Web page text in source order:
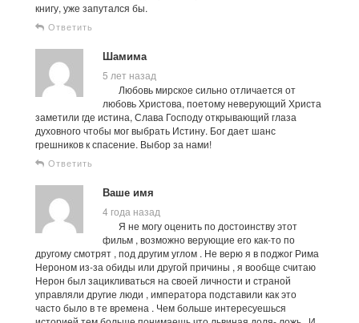
книгу, уже запутался бы.
Ответить
Шамима
5 лет назад
Любовь мирское сильно отличается от
любовь Христова, поетому неверующий Христа
заметили где истина, Слава Господу открывающий глаза
духовного чтобы мог выбрать Истину. Бог дает шанс
грешников к спасение. Выбор за нами!
Ответить
Ваше имя
4 года назад
Я не могу оценить по достоинству этот
фильм , возможно верующие его как-то по
другому смотрят , под другим углом . Не верю я в поджог Рима
Нероном из-за обиды или другой причины , я вообще считаю
Нерон был зацикливаться на своей личности и страной
управляли другие люди , императора подставили как это
часто было в те времена . Чем больше интересуешься